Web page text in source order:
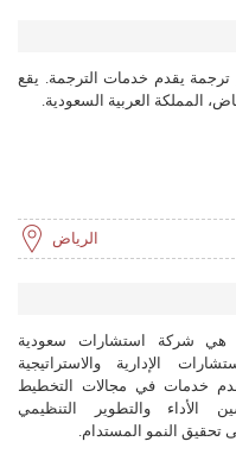
يقدم خدمات الترجمة. يقع
المملكة العربية السعودية.
الرياض
هي شركة استشارات سعودية
الإدارية والاستراتيجية
خدمات في مجالات التخطيط
الأداء والتطوير التنظيمي
تحقيق النمو المستدام.